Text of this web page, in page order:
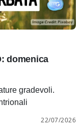
domenica
gradevoli.
22/07/2026